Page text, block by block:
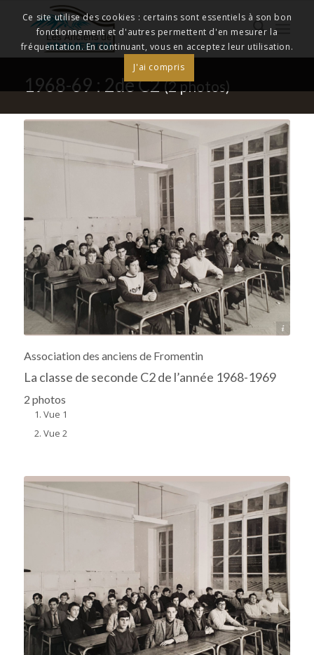
1968-69 : 2de C2(2 photos)
Archives départementales 17
Association des anciens de Fromentin
La classe de seconde C2 de l’année 1968-1969
2 photos
Vue 1
Vue 2
Ce site utilise des cookies : certains sont essentiels à son bon
fonctionnement et d'autres permettent d'en mesurer la
fréquentation. En continuant, vous en acceptez leur utilisation.
J'ai compris